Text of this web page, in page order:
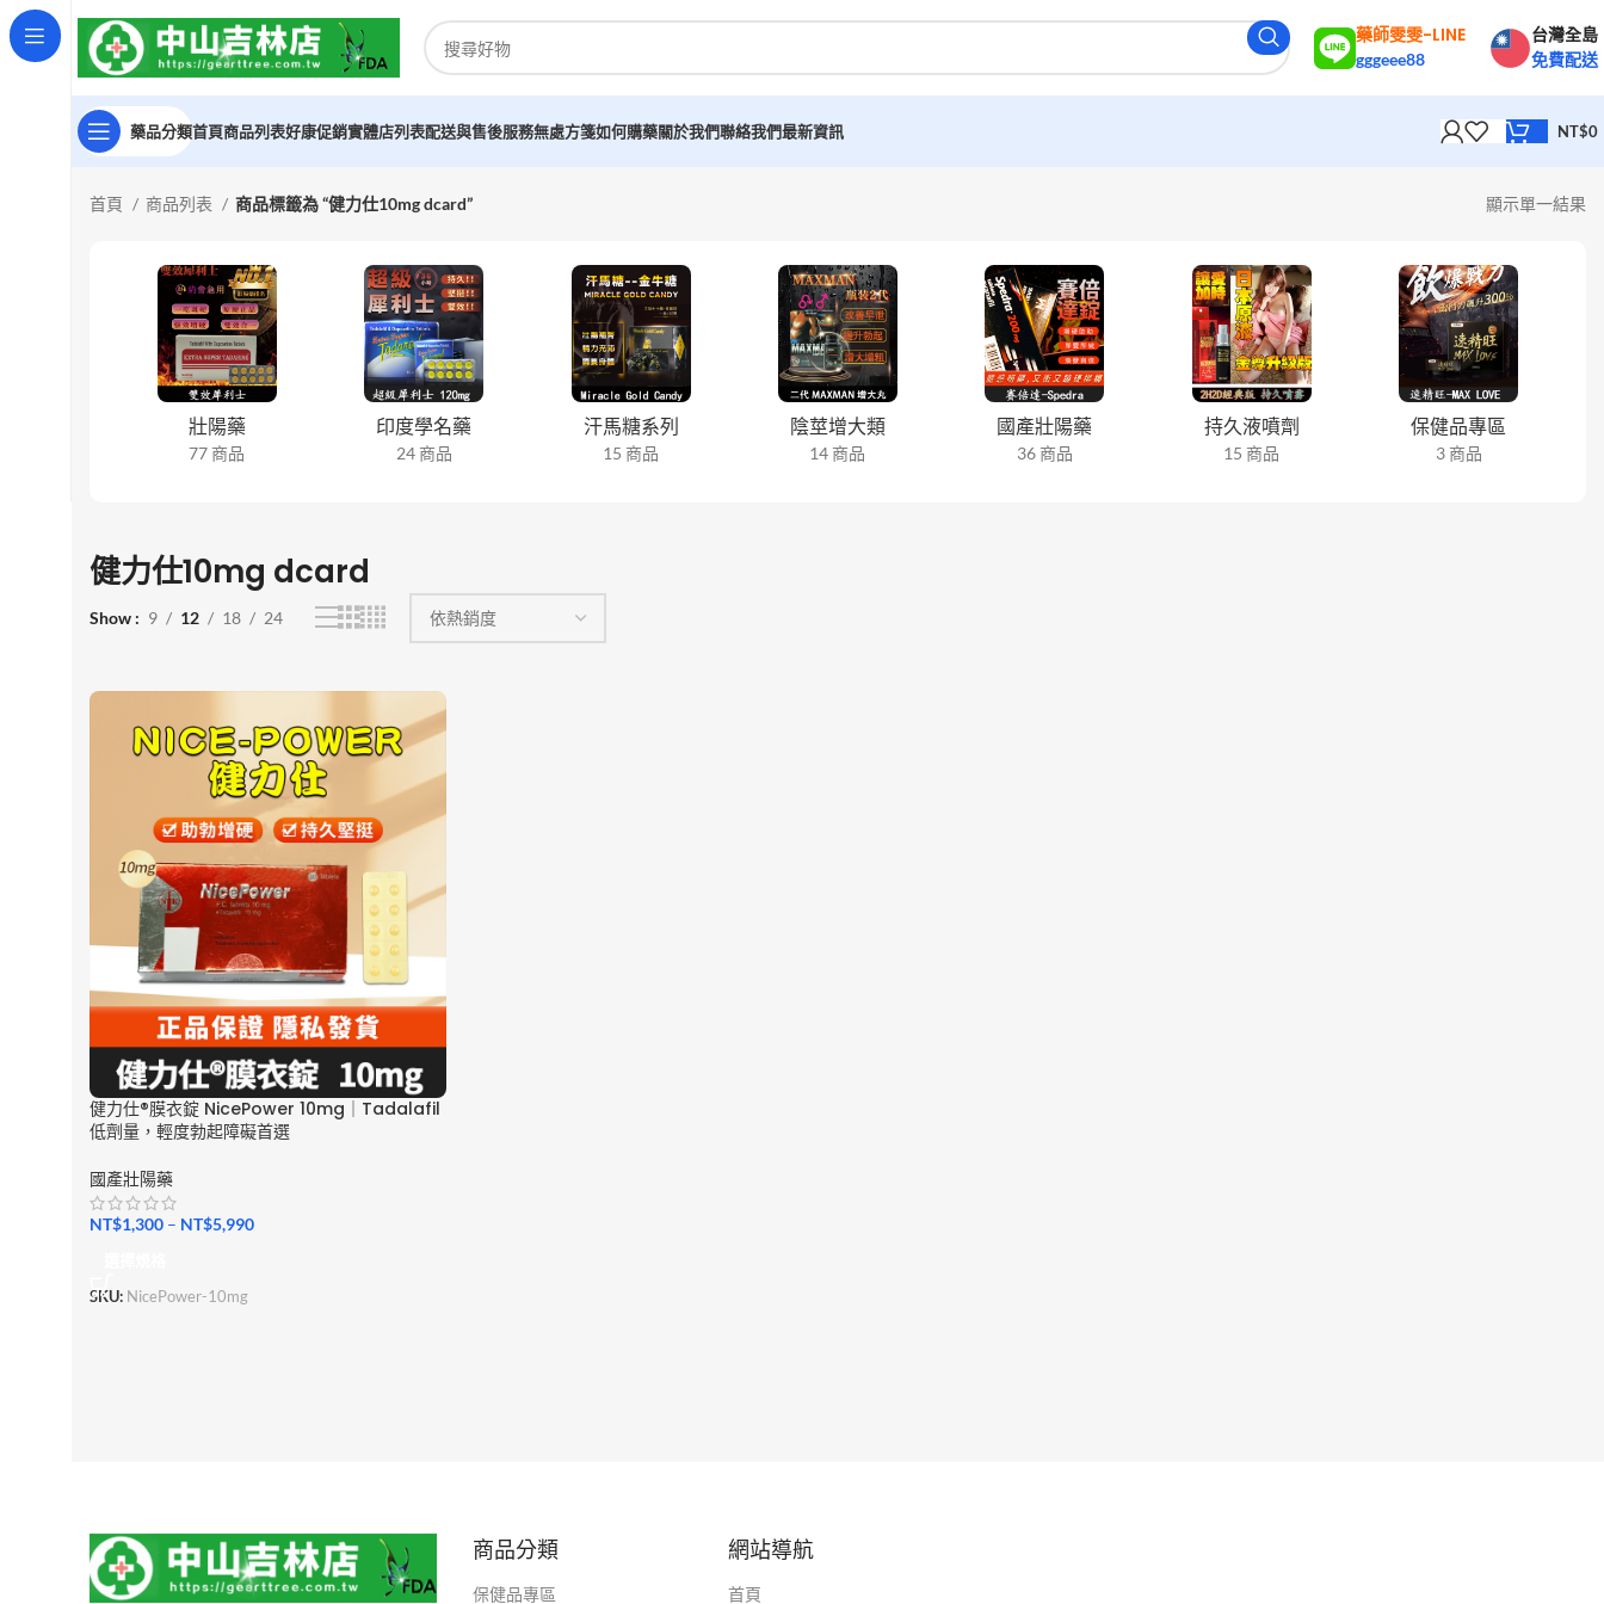
藥師雯雯-LINE
gggeee88
台灣全島
免費配送
藥品分類首頁商品列表好康促銷實體店列表配送與售後服務無處方箋如何購藥關於我們聯絡我們最新資訊 NT$0
首頁 商品列表 商品標籤為 “健力仕10mg dcard” 顯示單一結果
壯陽藥
77 商品
印度學名藥
24 商品
汗馬糖系列
15 商品
陰莖增大類
14 商品
國產壯陽藥
36 商品
持久液噴劑
15 商品
保健品專區
3 商品
健力仕10mg dcard
Show 9 12 18 24
健力仕®膜衣錠 NicePower 10mg｜Tadalafil
低劑量，輕度勃起障礙首選
國產壯陽藥
NT$1,300 – NT$5,990
SKU: NicePower-10mg
商品分類
保健品專區
網站導航
首頁